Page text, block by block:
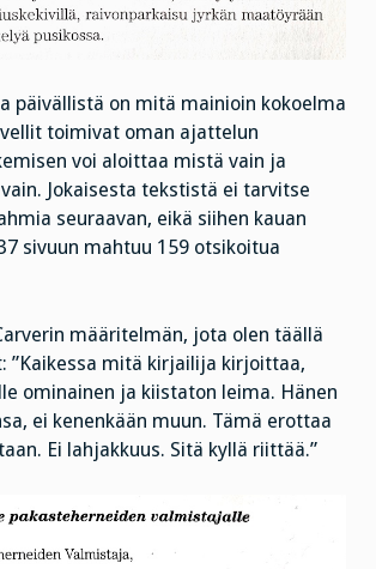
päivällistä on mitä mainioin kokoelma
toimivat oman ajattelun
voi aloittaa mistä vain ja
Jokaisesta tekstistä ei tarvitse
seuraavan, eikä siihen kauan
sivuun mahtuu 159 otsikoitua
määritelmän, jota olen täällä
”Kaikessa mitä kirjailija kirjoittaa,
ominainen ja kiistaton leima. Hänen
ei kenenkään muun. Tämä erottaa
Ei lahjakkuus. Sitä kyllä riittää.”